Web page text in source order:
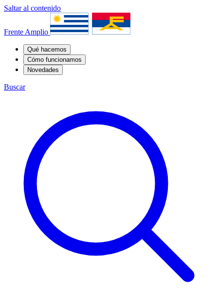
Saltar al contenido
Frente Amplio
Qué hacemos
Cómo funcionamos
Novedades
Buscar